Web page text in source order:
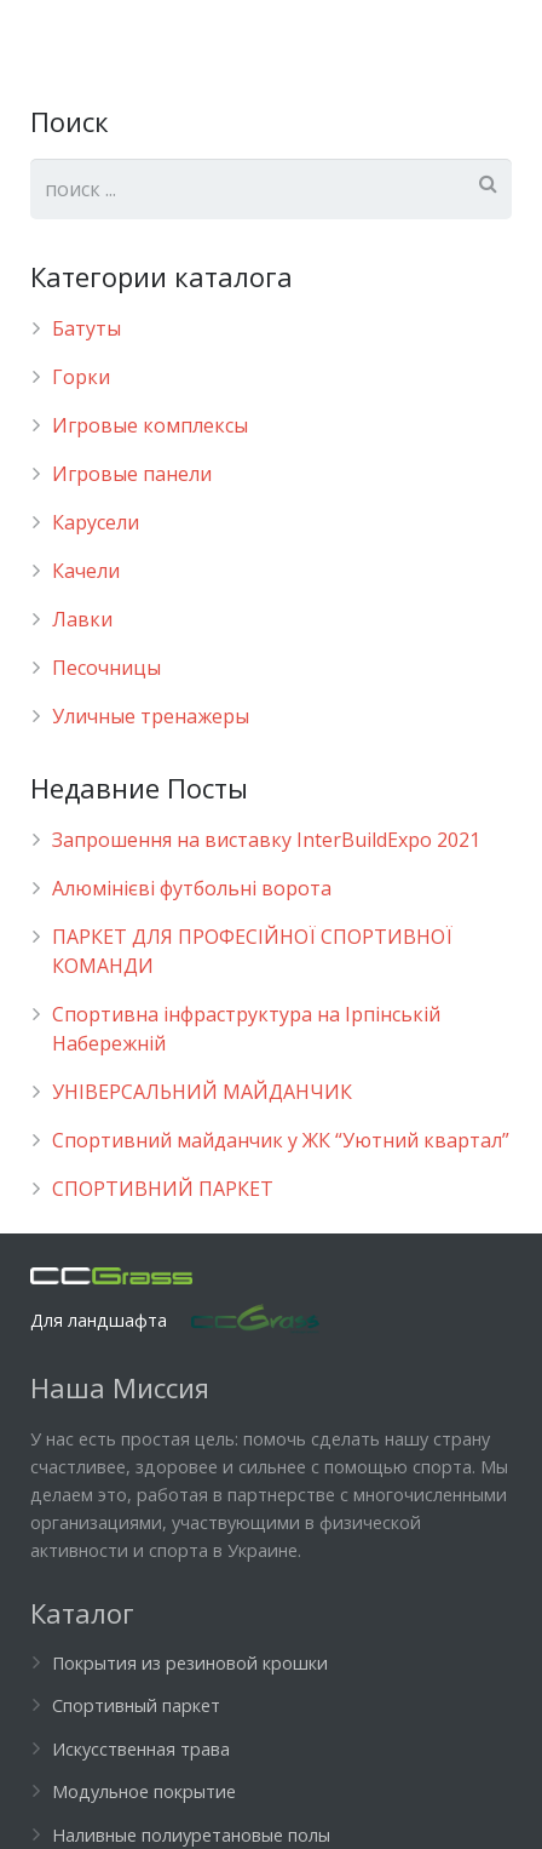
Поиск
Категории каталога
Батуты
Горки
Игровые комплексы
Игровые панели
Карусели
Качели
Лавки
Песочницы
Уличные тренажеры
Недавние Посты
Запрошення на виставку InterBuildExpo 2021
Алюмінієві футбольні ворота
ПАРКЕТ ДЛЯ ПРОФЕСІЙНОЇ СПОРТИВНОЇ
КОМАНДИ
Спортивна інфраструктура на Ірпінській
Набережній
УНІВЕРСАЛЬНИЙ МАЙДАНЧИК
Cпортивний майданчик у ЖК “Уютний квартал”
СПОРТИВНИЙ ПАРКЕТ
Для ландшафта
Наша Миссия
У нас есть простая цель: помочь сделать нашу страну
счастливее, здоровее и сильнее с помощью спорта. Мы
делаем это, работая в партнерстве с многочисленными
организациями, участвующими в физической
активности и спорта в Украине.
Каталог
Покрытия из резиновой крошки
Спортивный паркет
Искусственная трава
Модульное покрытие
Наливные полиуретановые полы